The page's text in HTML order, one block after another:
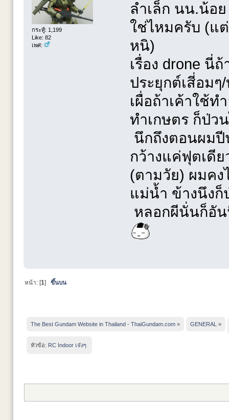
กระทู้: 1,199
Like: 82
เพศ:
ลำเล็ก นน.น้อ
ใช่ไหมครับ (แ
หนิ)
เรื่อง drone นี่
ประยุกต์เสี่อม
เผื่อถ้าเค้าใช้
ทำเกษตร ก็ป่ว
นึกถึงตอนผม
กว้างแค่ฟุตเดี
(ตามวัย) ผมค
แม่น้ำ ข้างนึงก็
หลอกผีนั่นก็อัน
หน้า: [1] ขึ้นบน
The Best Gundam Website in Thailand - ThaiGundam.com » GENERAL »
หัวข้อ: RC Indoor เจ๋งๆ